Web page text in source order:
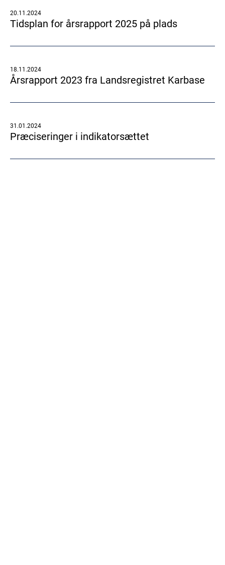
20.11.2024
Tidsplan for årsrapport 2025 på plads
18.11.2024
Årsrapport 2023 fra Landsregistret Karbase
31.01.2024
Præciseringer i indikatorsættet